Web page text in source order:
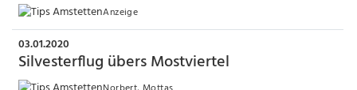
Anzeige
03.01.2020
Silvesterflug übers Mostviertel